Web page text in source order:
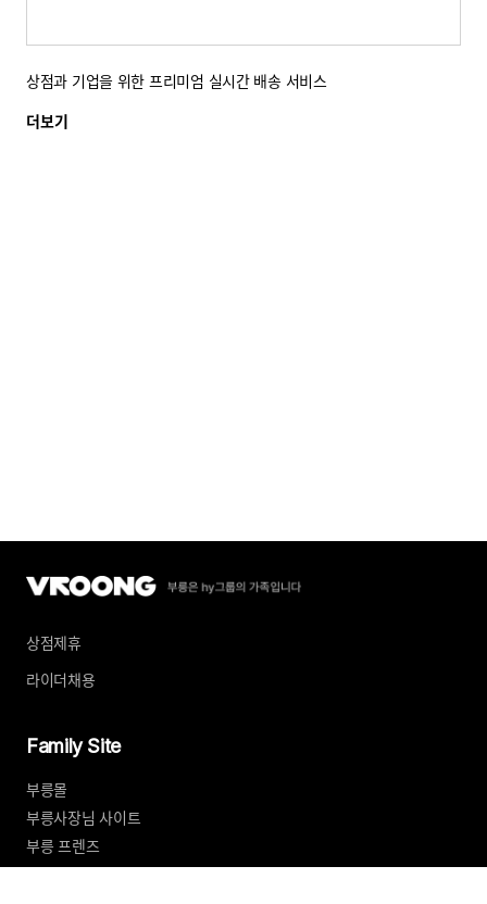
더보기
상점과 기업을 위한 프리미엄 실시간 배송 서비스
상점제휴
라이더채용
Family Site
부릉몰
부릉사장님 사이트
부릉 프렌즈